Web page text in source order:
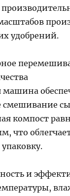
удобрений.
машина
смешивание
компост
что
и